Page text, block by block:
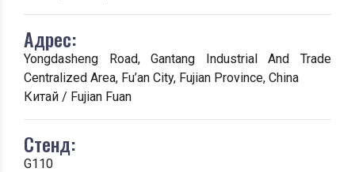
Адрес:
Yongdasheng Road, Gantang Industrial And Trade
Centralized Area, Fu’an City, Fujian Province, China
Китай / Fujian Fuan
Стенд:
G110